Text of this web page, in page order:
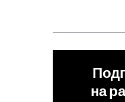
на